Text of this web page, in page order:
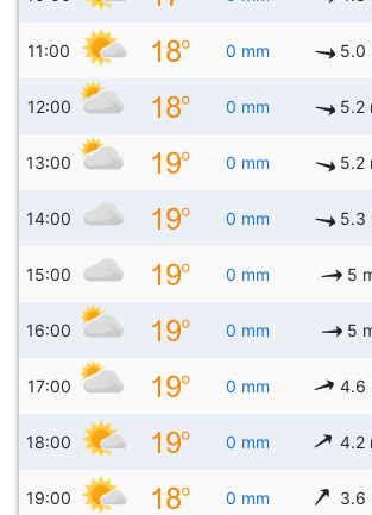
11:00 0 mm 5.0
12:00 0 mm 5.2
13:00 0 mm 5.2
14:00 0 mm 5.3
15:00 0 mm 5
16:00 0 mm 5
17:00 0 mm 4.6
18:00 0 mm 4.2
19:00 0 mm 3.6